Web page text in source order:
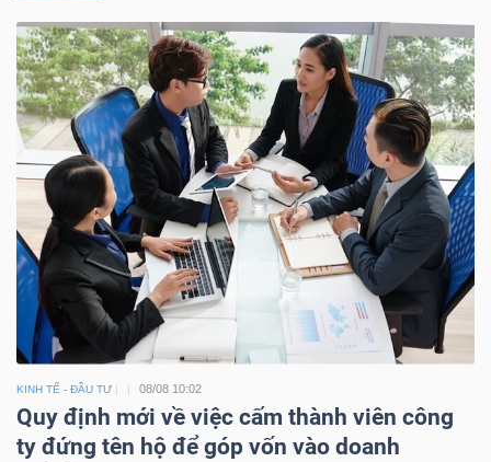
KINH TẾ - ĐẦU TƯ 08/08 10:02
Quy định mới về việc cấm thành viên công
ty đứng tên hộ để góp vốn vào doanh